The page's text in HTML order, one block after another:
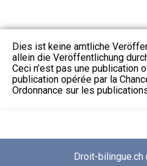
Dies ist keine amtliche
allein die Veröffentlichung
Ceci n’est pas une publication
publication opérée par la
Ordonnance sur les
Droit-